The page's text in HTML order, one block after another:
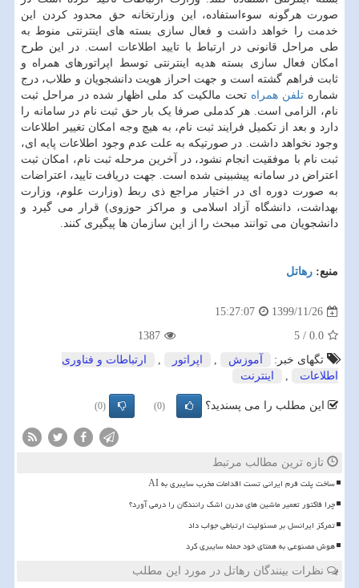
صورت هرگونه سوءاستفاده، این وزارتخانه حق محدود کردن این
خدمت را خواهد داشت و فعال سازی بسته های اینترنتی منوط به
طی مراحل قانونی در ارتباط با تایید اطلاعات است. در این طرح
امکان فعال سازی بسته هدیه اینترنتی توسط اپراتورهای همراه و
ثابت فراهم گشته است و جهت احراز هویت دانشجویان و طلاب، درج
شمارهتلفن همراه تحت مالکیت کد ملی اظهار شده در مراحل ثبت
نام، الزامی است. هر کدملی صرفا یک بار حق ثبت نام در سامانه را
دارد و بعد از تکمیل فرایند ثبت نام، به هیچ وجه امکان تغییر اطلاعات
وجود نخواهد داشت. در صورتیکه به علت عدم وجود اطلاعات پایه ای،
ثبت نام با موفقیت انجام نشود، در آخرین مرحله ثبت نام، امکان ثبت
اعتراض در سامانه پیشبینی شده است. جهت دریافت تایید، اعتراضات
به صورت دوره ای در اختیار مراجع ذی ربط (وزارت علوم، وزارت
بهداشت، دانشگاه آزاد اسلامی و مراکز حوزوی) قرار می گیرد و
دانشجویان می توانند مبحث را از این سازمان ها پیگیری کنند.
منبع: رهاتل
1399/11/26
15:27:07
0.0
/
5
1387
تگهای خبر:
آموزش , اپراتور ,
ارتباطات و فناوری
اطلاعات
, اینترنت
این مطلب را می پسندید؟ (0)
(0)
تازه ترین مطالب مرتبط
ساخت پلت فرم ایرانی تست اقدامات مخرب سایبری به AI
چرا فاکتور تعمیر ماشین های مدرن اشک رانندگان را درمی آورد؟
تمرکز ایرانسل بر مسئولیت ارتباطی جواب داد
هوش مصنوعی به همتای خود حمله سایبری کرد
نظرات بینندگان رهاتل در مورد این مطلب